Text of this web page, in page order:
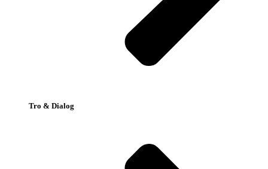
Tro & Dialog